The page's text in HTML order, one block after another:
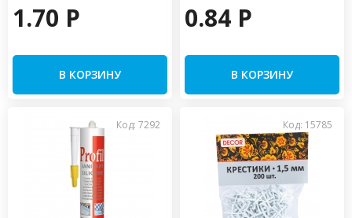
1.70 P
В КОРЗИНУ
0.84 P
В КОРЗИНУ
Код: 7292 Код: 15785